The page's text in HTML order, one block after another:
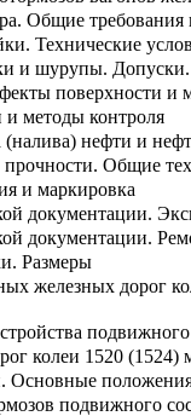
Общие требования
Технические
и шурупы. Допуски.
поверхности и
методы контроля
нефти и
Общие
и маркировка
документации.
документации.
Размеры
железных дорог
колеи 1520
Основные
подвижного